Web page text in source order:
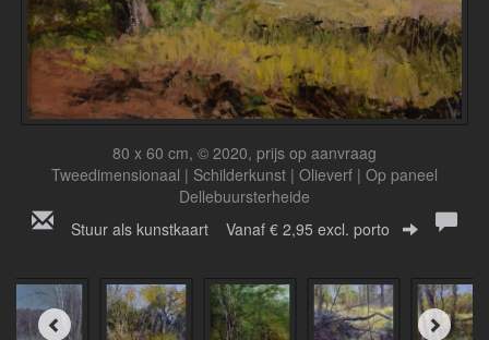
80 x 60 cm, © 2020, prijs op aanvraag
Tweedimensionaal | Schilderkunst | Olieverf | Op paneel
Dellebuursterheide
Stuur als kunstkaart Vanaf € 2,95 excl. porto